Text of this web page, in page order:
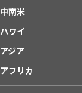
中南米
ハワイ
アジア
アフリカ